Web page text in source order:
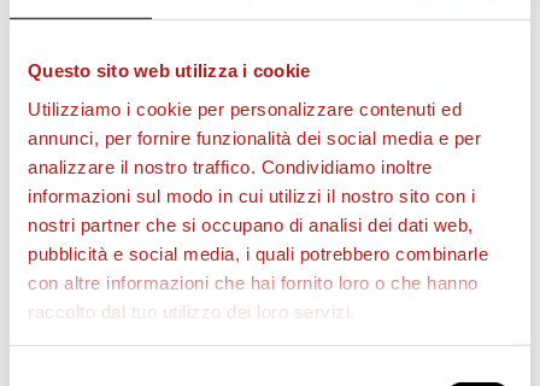
Questo sito web utilizza i cookie
Utilizziamo i cookie per personalizzare contenuti ed
annunci, per fornire funzionalità dei social media e per
analizzare il nostro traffico. Condividiamo inoltre
informazioni sul modo in cui utilizzi il nostro sito con i
nostri partner che si occupano di analisi dei dati web,
pubblicità e social media, i quali potrebbero combinarle
con altre informazioni che hai fornito loro o che hanno
raccolto dal tuo utilizzo dei loro servizi.
BIGLIETTI
AS CITTADELLA STORE